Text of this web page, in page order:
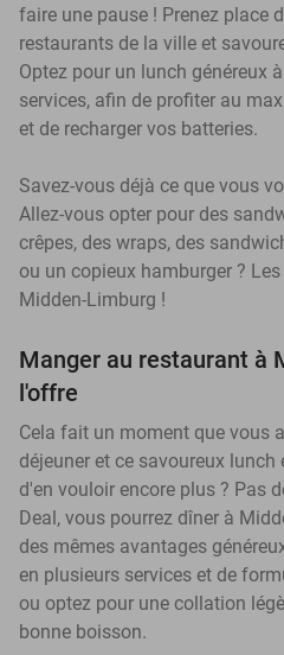
faire une pause ! Prenez place
restaurants de la ville et
Optez pour un lunch généreux
services, afin de profiter au
et de recharger vos batteries.
Savez-vous déjà ce que vous
Allez-vous opter pour des
crêpes, des wraps, des
ou un copieux hamburger ?
Midden-Limburg !
Manger au restaurant à
l'offre
Cela fait un moment que vous
déjeuner et ce savoureux
d'en vouloir encore plus ? Pas
Deal, vous pourrez dîner à
des mêmes avantages
en plusieurs services et de
ou optez pour une collation
bonne boisson.